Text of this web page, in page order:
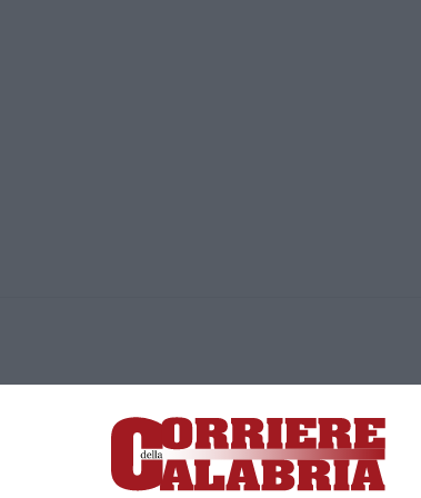
Lamezia Terme (CZ)
responsabile Paola Militano |Privacy